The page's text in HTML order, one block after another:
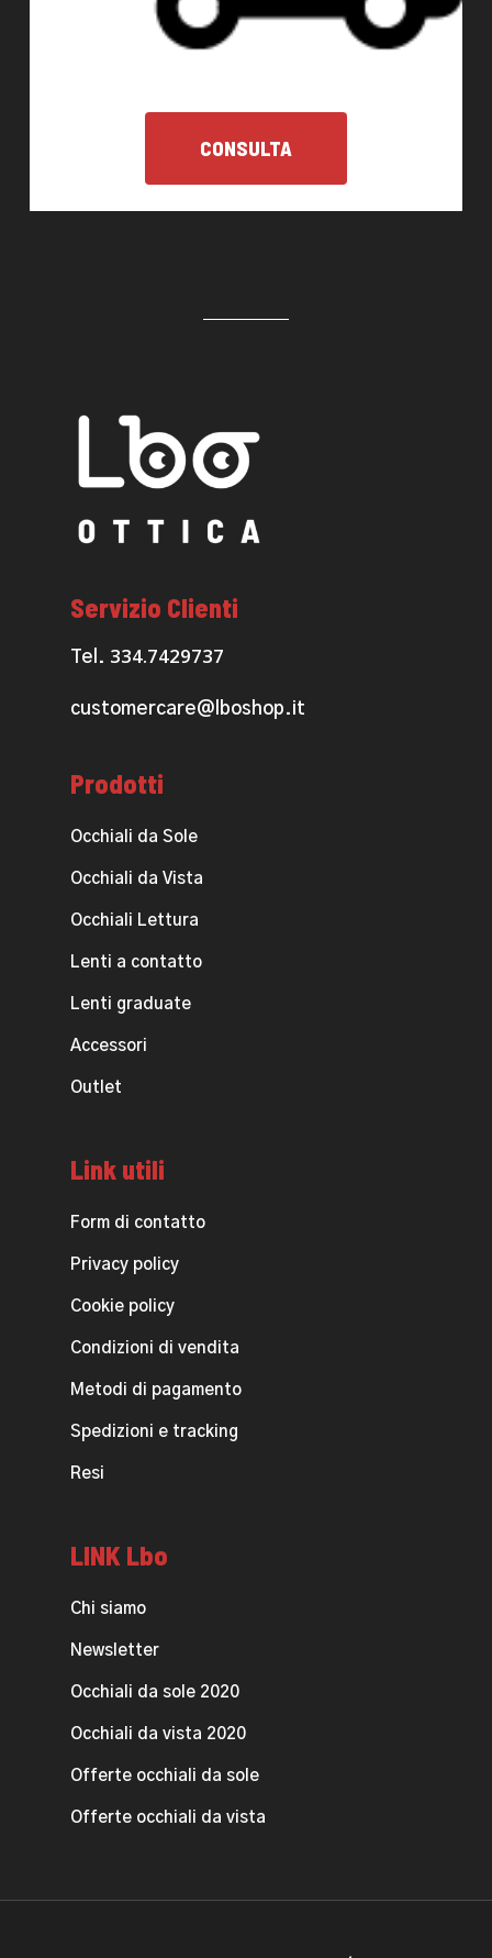
CONSULTA
Servizio Clienti
Tel. 334.7429737
customercare@lboshop.it
Prodotti
Occhiali da Sole
Occhiali da Vista
Occhiali Lettura
Lenti a contatto
Lenti graduate
Accessori
Outlet
Link utili
Form di contatto
Privacy policy
Cookie policy
Condizioni di vendita
Metodi di pagamento
Spedizioni e tracking
Resi
LINK Lbo
Chi siamo
Newsletter
Occhiali da sole 2020
Occhiali da vista 2020
Offerte occhiali da sole
Offerte occhiali da vista